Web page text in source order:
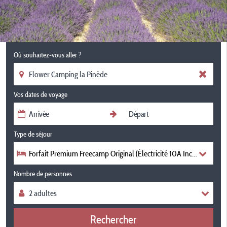
Où souhaitez-vous aller ?
Vos dates de voyage
Type de séjour
Forfait Premium Freecamp Original (Électricité 10A Inclus) -
Nombre de personnes
Rechercher